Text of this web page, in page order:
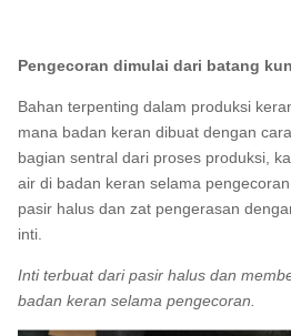
Pengecoran dimulai dari batang
Bahan terpenting dalam produksi
mana badan keran dibuat dengan
bagian sentral dari proses produksi,
air di badan keran selama
pasir halus dan zat pengerasan
inti.
Inti terbuat dari pasir halus dan
badan keran selama pengecoran.